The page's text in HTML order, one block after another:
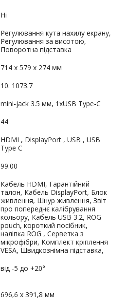
Ні
Регулювання кута нахилу екрану,
Регулювання за висотою,
Поворотна підставка
714 x 579 x 274 мм
10. 1073.7
mini-jack 3.5 мм, 1хUSB Type-C
44
HDMI , DisplayPort , USB , USB
Type C
99.00
Кабель HDMI, Гарантійний
талон, Кабель DisplayPort, Блок
живлення, Шнур живлення, Звіт
про попереднє калібрування
кольору, Кабель USB 3.2, ROG
pouch, короткий посібник,
наліпка ROG , Серветка з
мікрофібри, Комплект кріплення
VESA, Швидкознімна підставка,
від -5 до +20°
696,6 x 391,8 мм